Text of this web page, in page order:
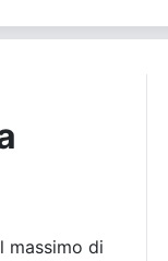
massimo di